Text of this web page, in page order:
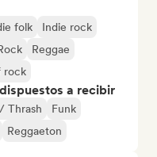
folk
Indie rock
Reggae
rock
a recibir
Thrash
Funk
Reggaeton